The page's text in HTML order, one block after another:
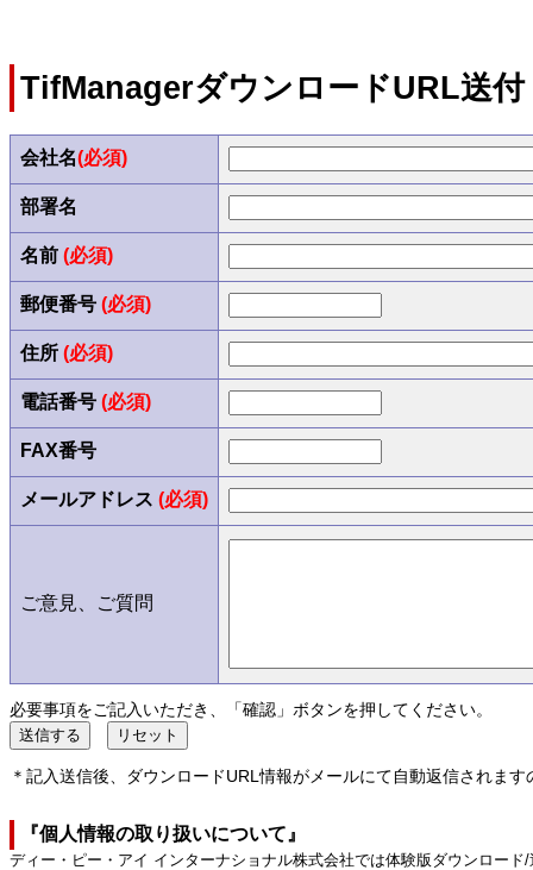
TifManagerダウンロードURL送付
会社名(必須)
部署名
名前 (必須)
郵便番号 (必須)
住所 (必須)
電話番号 (必須)
FAX番号
メールアドレス (必須)
ご意見、ご質問
必要事項をご記入いただき、「確認」ボタンを押してください。
＊記入送信後、ダウンロードURL情報がメールにて自動返信されま
『個人情報の取り扱いについて』
ディー・ピー・アイ インターナショナル株式会社では体験版ダウンロー